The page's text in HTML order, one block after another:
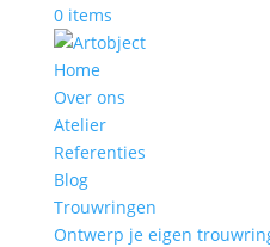
0 items
Home
Over ons
Atelier
Referenties
Blog
Trouwringen
Ontwerp je eigen